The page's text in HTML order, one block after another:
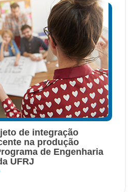
de integração
na produção
de Engenharia
UFRJ